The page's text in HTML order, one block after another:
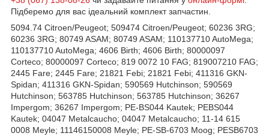
Підберемо для вас ідеальний комплект запчастин.
5094.74 Citroen/Peugeot; 509474 Citroen/Peugeot; 60236 3RG;
60236 3RG; 80749 ASAM; 80749 ASAM; 110137710 AutoMega;
110137710 AutoMega; 4606 Birth; 4606 Birth; 80000097
Corteco; 80000097 Corteco; 819 0072 10 FAG; 819007210 FAG;
2445 Fare; 2445 Fare; 21821 Febi; 21821 Febi; 411316 GKN-
Spidan; 411316 GKN-Spidan; 590569 Hutchinson; 590569
Hutchinson; 563785 Hutchinson; 563785 Hutchinson; 36267
Impergom; 36267 Impergom; PE-BS044 Kautek; PEBS044
Kautek; 04047 Metalcaucho; 04047 Metalcaucho; 11-14 615
0008 Meyle; 11146150008 Meyle; PE-SB-6703 Moog; PESB6703